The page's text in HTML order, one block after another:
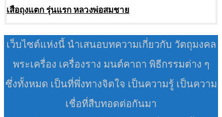
เสือถุงแตก รุ่นแรก หลวงพ่อสมชาย
เว็บไซต์แห่งนี้ นำเสนอบทความเกี่ยวกับ วัตถุมงคล
พระเครื่อง เครื่องราง มนต์คาถา พิธีกรรมต่าง ๆ
ซึ่งทั้งหมด เป็นที่พึ่งทางจิตใจ เป็นความรู้ เป็นความ
เชื่อที่สืบทอดต่อกันมา